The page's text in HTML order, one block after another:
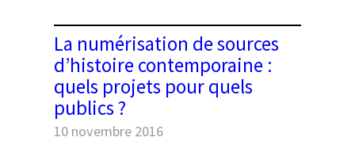
« L’histoire
immédiate »
et
AG
de
l’association
La numérisation de sources
d’histoire contemporaine :
quels projets pour quels
publics ?
10 novembre 2016